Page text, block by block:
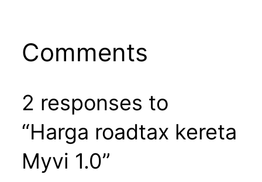
Comments
2 responses to
“Harga roadtax kereta
Myvi 1.0”